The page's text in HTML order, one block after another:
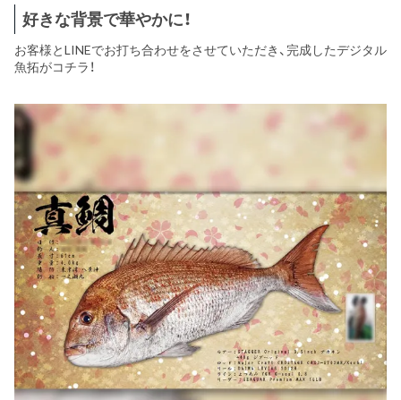
好きな背景で華やかに！
お客様とLINEでお打ち合わせをさせていただき、完成したデジタル
魚拓がコチラ！